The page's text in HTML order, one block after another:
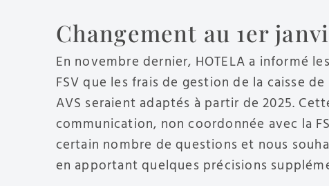
Changement au 1er
En novembre dernier, HOTELA a informé
FSV que les frais de gestion de la caisse
AVS seraient adaptés à partir de 2025.
communication, non coordonnée avec la
certain nombre de questions et nous
en apportant quelques précisions